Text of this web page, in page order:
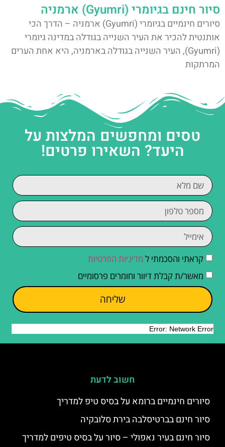
סיור חינם בגיומרי (Gyumri) ארמניה
סיורים חינמיים בגיומרי (Gyumri) ארמניה – הדרך הכי
אותנטית להכיר את העיר השנייה בגודלה במדינה גיומרי
(Gyumri), העיר השנייה בגודלה בארמניה, היא אחת הערים
המרתקות
טסים ומחפשים המלצות על
היעד? השאירו פרטים!
קראתי והסכמתי ל מדיניות הפרטיות
מאשר/ת קבלת דיוור וחומרים פרסומיים
שליחה
חשוב לדעת
סיורים חינמיים ברומא על בסיס טיפ למדריך
סיור חינם בברטיסלבה בירת סלובקיה
סיור חינם בעיר נאפולי – סיור על בסיס טיפים למדריך